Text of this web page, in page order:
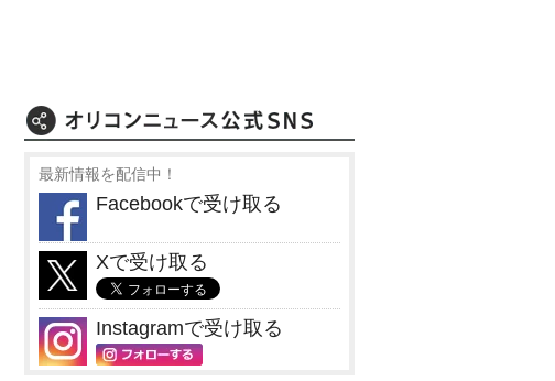
最新情報を配信中！
Facebookで受け取る
Xで受け取る
Instagramで受け取る